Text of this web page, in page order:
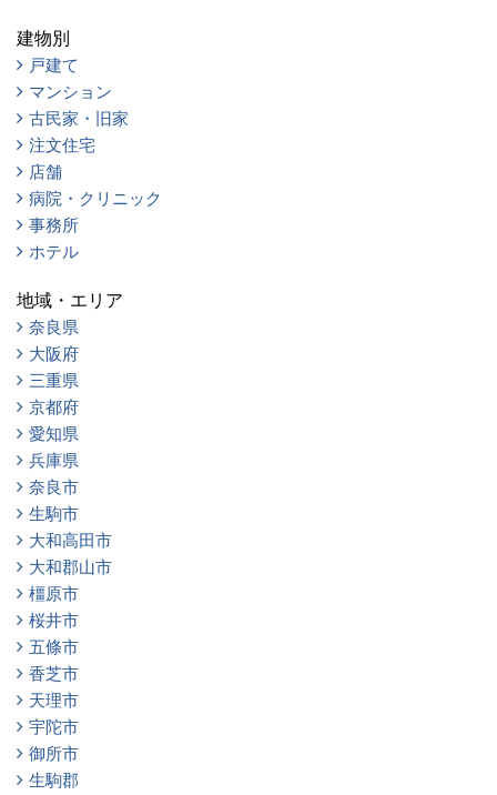
建物別
戸建て
マンション
古民家・旧家
注文住宅
店舗
病院・クリニック
事務所
ホテル
地域・エリア
奈良県
大阪府
三重県
京都府
愛知県
兵庫県
奈良市
生駒市
大和高田市
大和郡山市
橿原市
桜井市
五條市
香芝市
天理市
宇陀市
御所市
生駒郡